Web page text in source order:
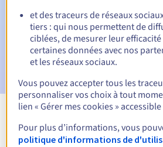
E-mail le jour de l'expirationpour
suspension du nom de domaine
E-mail après la période de grâce
notification de la suppression du nom
Voir toutes les
et des traceurs de réseaux
tiers : qui nous permettent de
ciblées, de mesurer leur
certaines données avec nos
et les réseaux sociaux.
Vous pouvez accepter tous les
personnaliser vos choix à tout
lien « Gérer mes cookies »
Pour plus d’informations, vous
politique d'informations de